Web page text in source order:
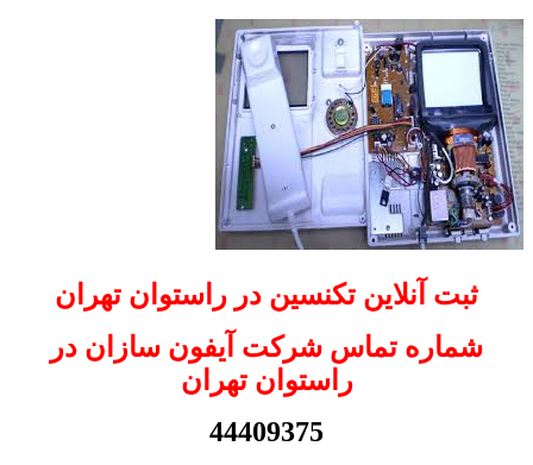
ثبت آنلاین تکنسین در راستوان تهران
شماره تماس شرکت آیفون سازان در
راستوان تهران
44409375